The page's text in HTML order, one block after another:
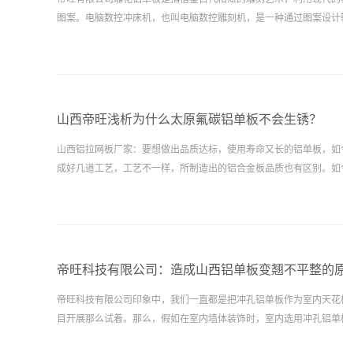
图案。电脑数控冲床机，也叫电脑数控雕刻机，是一种通过图案设计
山西帝旺浅析为什么太原氟碳铝单板不会生锈？
山西铝拉网板厂家：要想做出品质达标，使用寿命又长的铝单板，
成好几道工艺，工艺不一样，所制造出的铝合金板品质也有区别。如
帝旺科技有限公司：造成山西铝单板变翘不平整的
帝旺科技有限公司印象中，我们一直都是把冲孔铝单板作为室内天
目开展那么试着。那么，假如在室内墙体装饰时，室内选用冲孔铝